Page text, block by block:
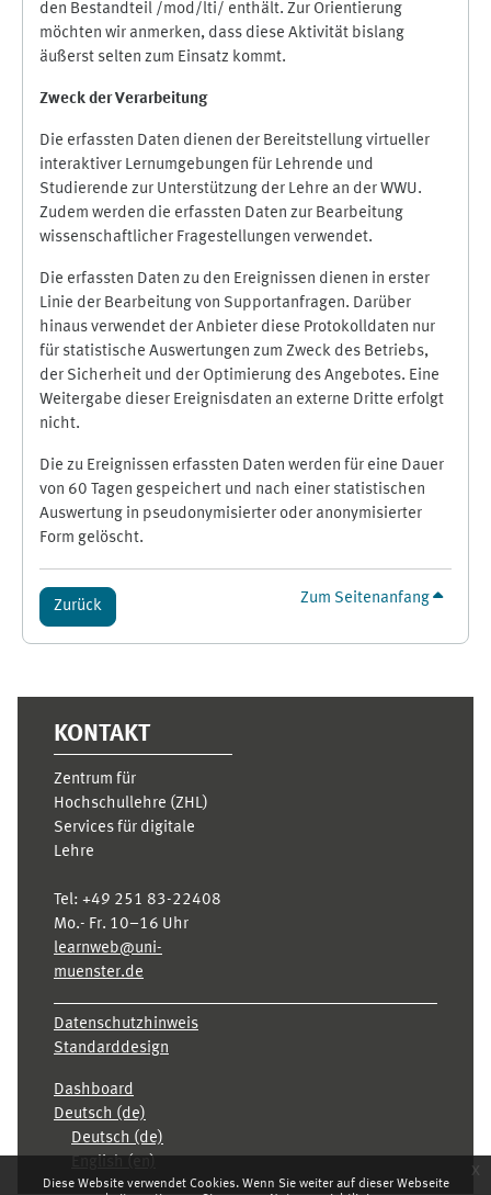
Diese Website verwendet Cookies. Wenn Sie weiter auf dieser Webseite
x
den Bestandteil /mod/lti/ enthält. Zur Orientierung
möchten wir anmerken, dass diese Aktivität bislang
äußerst selten zum Einsatz kommt.
Zweck der Verarbeitung
Die erfassten Daten dienen der Bereitstellung virtueller
interaktiver Lernumgebungen für Lehrende und
Studierende zur Unterstützung der Lehre an der WWU.
Zudem werden die erfassten Daten zur Bearbeitung
wissenschaftlicher Fragestellungen verwendet.
Die erfassten Daten zu den Ereignissen dienen in erster
Linie der Bearbeitung von Supportanfragen. Darüber
hinaus verwendet der Anbieter diese Protokolldaten nur
für statistische Auswertungen zum Zweck des Betriebs,
der Sicherheit und der Optimierung des Angebotes. Eine
Weitergabe dieser Ereignisdaten an externe Dritte erfolgt
nicht.
Die zu Ereignissen erfassten Daten werden für eine Dauer
von 60 Tagen gespeichert und nach einer statistischen
Auswertung in pseudonymisierter oder anonymisierter
Form gelöscht.
Zurück Zum Seitenanfang
KONTAKT
Zentrum für
Hochschullehre (ZHL)
Services für digitale
Lehre
Tel: +49 251 83-22408
Mo.- Fr. 10–16 Uhr
learnweb@uni-
muenster.de
Datenschutzhinweis
Standarddesign
Dashboard
Deutsch ‎(de)‎
Deutsch ‎(de)‎